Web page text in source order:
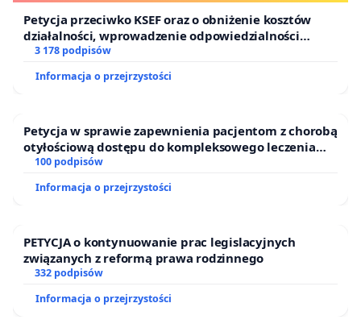
Petycja przeciwko KSEF oraz o obniżenie kosztów
działalności, wprowadzenie odpowiedzialności
finansowej kluczowych urzędników i sędziów
3 178 podpisów
Informacja o przejrzystości
Petycja w sprawie zapewnienia pacjentom z chorobą
otyłościową dostępu do kompleksowego leczenia
oraz programów profilaktycznych.
100 podpisów
Informacja o przejrzystości
PETYCJA o kontynuowanie prac legislacyjnych
związanych z reformą prawa rodzinnego
332 podpisów
Informacja o przejrzystości